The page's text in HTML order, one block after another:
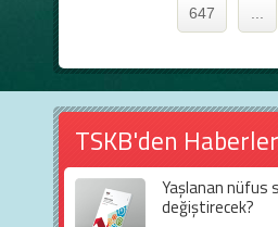
647
TSKB'den Haberler
Yaşlanan nüfus
değiştirecek?